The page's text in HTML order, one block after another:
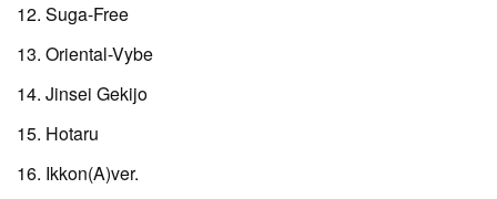
12. Suga-Free
13. Oriental-Vybe
14. Jinsei Gekijo
15. Hotaru
16. Ikkon(A)ver.